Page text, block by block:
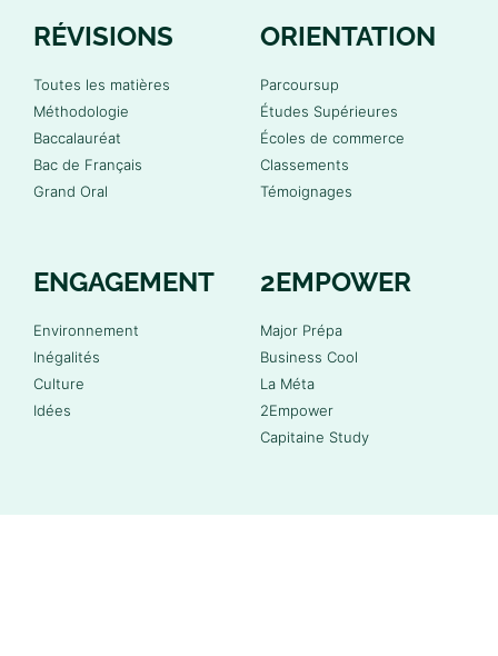
RÉVISIONS
Toutes les matières
Méthodologie
Baccalauréat
Bac de Français
Grand Oral
ORIENTATION
Parcoursup
Études Supérieures
Écoles de commerce
Classements
Témoignages
ENGAGEMENT
Environnement
Inégalités
Culture
Idées
2EMPOWER
Major Prépa
Business Cool
La Méta
2Empower
Capitaine Study